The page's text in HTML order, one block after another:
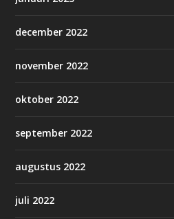
december 2022
november 2022
oktober 2022
september 2022
augustus 2022
juli 2022